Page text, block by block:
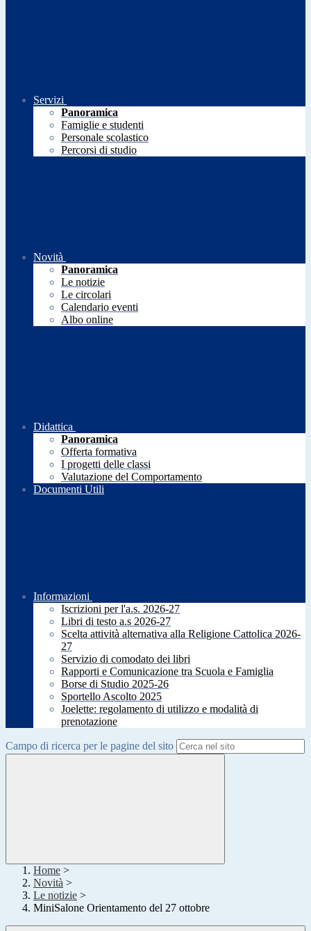
Servizi
Panoramica
Famiglie e studenti
Personale scolastico
Percorsi di studio
Novità
Panoramica
Le notizie
Le circolari
Calendario eventi
Albo online
Didattica
Panoramica
Offerta formativa
I progetti delle classi
Valutazione del Comportamento
Documenti Utili
Informazioni
Iscrizioni per l'a.s. 2026-27
Libri di testo a.s 2026-27
Scelta attività alternativa alla Religione Cattolica 2026-
27
Servizio di comodato dei libri
Rapporti e Comunicazione tra Scuola e Famiglia
Borse di Studio 2025-26
Sportello Ascolto 2025
Joelette: regolamento di utilizzo e modalità di
prenotazione
Campo di ricerca per le pagine del sito
Home >
Novità >
Le notizie >
MiniSalone Orientamento del 27 ottobre